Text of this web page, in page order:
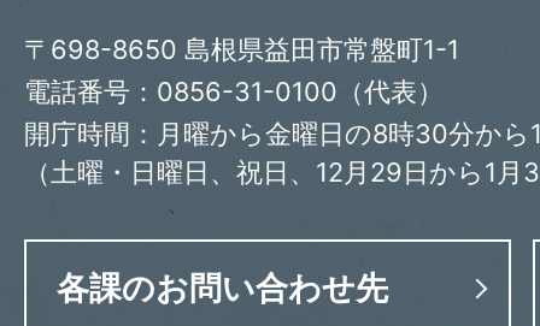
〒698-8650 島根県益田市常盤町1-1
電話番号：0856-31-0100（代表）
開庁時間：月曜から金曜日の8時30分から
（土曜・日曜日、祝日、12月29日から1月
各課のお問い合わせ先